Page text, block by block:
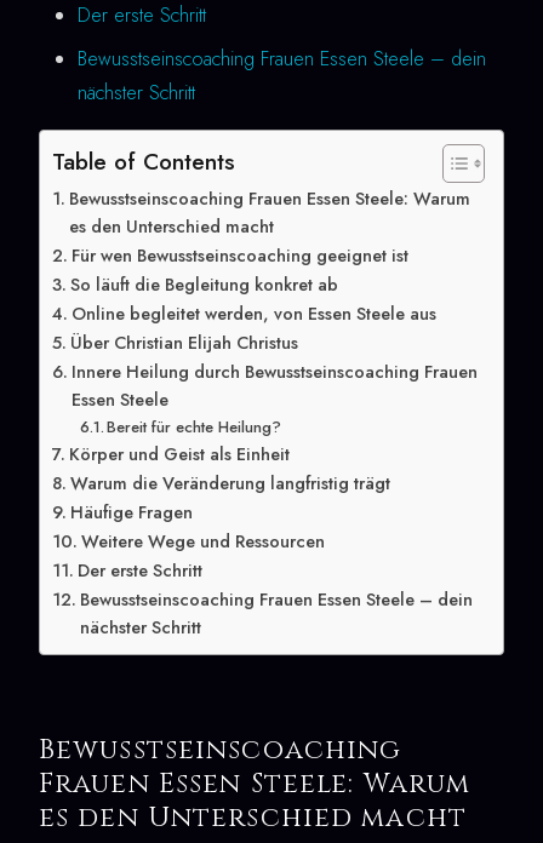
Der erste Schritt
Bewusstseinscoaching Frauen Essen Steele – dein
nächster Schritt
Table of Contents
Bewusstseinscoaching Frauen Essen Steele: Warum
es den Unterschied macht
Für wen Bewusstseinscoaching geeignet ist
So läuft die Begleitung konkret ab
Online begleitet werden, von Essen Steele aus
Über Christian Elijah Christus
Innere Heilung durch Bewusstseinscoaching Frauen
Essen Steele
Bereit für echte Heilung?
Körper und Geist als Einheit
Warum die Veränderung langfristig trägt
Häufige Fragen
Weitere Wege und Ressourcen
Der erste Schritt
Bewusstseinscoaching Frauen Essen Steele – dein
nächster Schritt
Bewusstseinscoaching
Frauen Essen Steele: Warum
es den Unterschied macht